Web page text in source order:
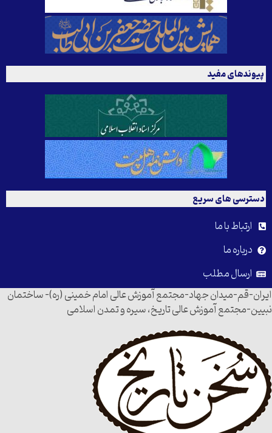
پیوندهای مفید
دسترسی های سریع
ارتباط با ما
درباره ما
ارسال مطلب
ایران-قم-میدان جهاد-مجتمع آموزش عالی امام خمینی (ره)- ساختمان
نبیین-مجتمع آموزش عالی تاریخ، سیره و تمدن اسلامی